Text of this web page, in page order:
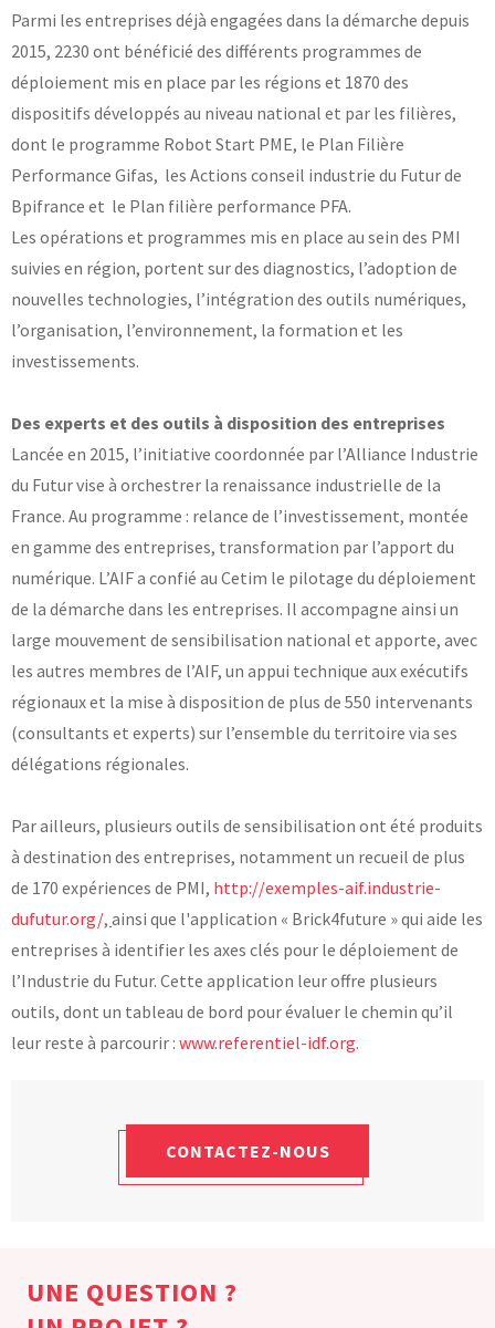
Cofrac Essai
MASE
Notifications CE
Agréments internationaux
Agrément ministériel
Certifications Cofrend
Le Cetim en bref
Nos valeurs
Gouvernance
Rapports - Publications
Vidéo de présentation
Historique
Charte développement durable
Égalité Femmes/Hommes
Information pratiques
Mentions légales
Données personnelles
Conditions générales de vente
Avis d'achat
CONTACTEZ-NOUS
Parmi les entreprises déjà engagées dans la démarche depuis
2015, 2230 ont bénéficié des différents programmes de
déploiement mis en place par les régions et 1870 des
dispositifs développés au niveau national et par les filières,
dont le programme Robot Start PME, le Plan Filière
Performance Gifas, les Actions conseil industrie du Futur de
Bpifrance et le Plan filière performance PFA.
Les opérations et programmes mis en place au sein des PMI
suivies en région, portent sur des diagnostics, l’adoption de
nouvelles technologies, l’intégration des outils numériques,
l’organisation, l’environnement, la formation et les
investissements.
Des experts et des outils à disposition des entreprises
Lancée en 2015, l’initiative coordonnée par l’Alliance Industrie
du Futur vise à orchestrer la renaissance industrielle de la
France. Au programme : relance de l’investissement, montée
en gamme des entreprises, transformation par l’apport du
numérique. L’AIF a confié au Cetim le pilotage du déploiement
de la démarche dans les entreprises. Il accompagne ainsi un
large mouvement de sensibilisation national et apporte, avec
les autres membres de l’AIF, un appui technique aux exécutifs
régionaux et la mise à disposition de plus de 550 intervenants
(consultants et experts) sur l’ensemble du territoire via ses
délégations régionales.
Par ailleurs, plusieurs outils de sensibilisation ont été produits
à destination des entreprises, notamment un recueil de plus
de 170 expériences de PMI, http://exemples-aif.industrie-
dufutur.org/, ainsi que l'application « Brick4future » qui aide les
entreprises à identifier les axes clés pour le déploiement de
l’Industrie du Futur. Cette application leur offre plusieurs
outils, dont un tableau de bord pour évaluer le chemin qu’il
leur reste à parcourir : www.referentiel-idf.org.
UNE QUESTION ?